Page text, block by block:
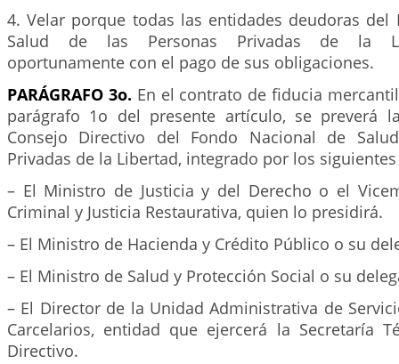
4. Velar porque todas las entidades deudoras del
Salud de las Personas Privadas de la
oportunamente con el pago de sus obligaciones.
PARÁGRAFO 3o. En el contrato de fiducia
parágrafo 1o del presente artículo, se preverá
Consejo Directivo del Fondo Nacional de
Privadas de la Libertad, integrado por los
– El Ministro de Justicia y del Derecho o el
Criminal y Justicia Restaurativa, quien lo presidirá.
– El Ministro de Hacienda y Crédito Público o su
– El Ministro de Salud y Protección Social o su
– El Director de la Unidad Administrativa de
Carcelarios, entidad que ejercerá la Secretaría
Directivo.